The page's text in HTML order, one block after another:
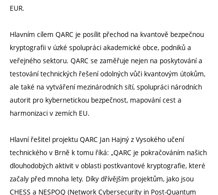
EUR.
Hlavním cílem QARC je posílit přechod na kvantově bezpečnou
kryptografii v úzké spolupráci akademické obce, podniků a
veřejného sektoru. QARC se zaměřuje nejen na poskytování a
testování technických řešení odolných vůči kvantovým útokům,
ale také na vytváření mezinárodních sítí, spolupráci národních
autorit pro kybernetickou bezpečnost, mapování cest a
harmonizaci v zemích EU.
Hlavní řešitel projektu QARC Jan Hajný z Vysokého učení
technického v Brně k tomu říká: „QARC je pokračováním našich
dlouhodobých aktivit v oblasti postkvantové kryptografie, které
začaly před mnoha lety. Díky dřívějším projektům, jako jsou
CHESS a NESPOQ (Network Cybersecurity in Post-Quantum